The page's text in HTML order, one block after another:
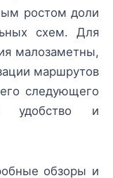
ростом доли
схем. Для
малозаметны,
маршрутов
следующего
удобство и
обзоры и